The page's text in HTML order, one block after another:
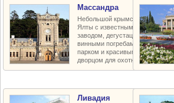
Массандра
Небольшой крымский курорт
Ялты с известным
заводом, дегустационным
винными погребами,
парком и красивым царским
дворцом для охотничьих забав
Ливадия